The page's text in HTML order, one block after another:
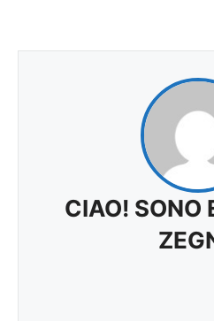
CIAO! SONO